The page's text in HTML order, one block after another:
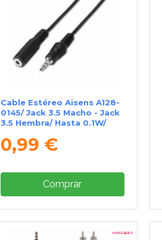
Cable Estéreo Aisens A128-
0145/ Jack 3.5 Macho - Jack
3.5 Hembra/ Hasta 0.1W/
0,99 €
Comprar